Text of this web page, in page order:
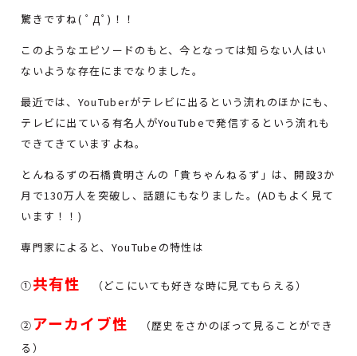
驚きですね( ﾟДﾟ)！！
このようなエピソードのもと、今となっては知らない人はい
ないような存在にまでなりました。
最近では、YouTuberがテレビに出るという流れのほかにも、
テレビに出ている有名人がYouTubeで発信するという流れも
できてきていますよね。
とんねるずの石橋貴明さんの「貴ちゃんねるず」は、開設3か
月で130万人を突破し、話題にもなりました。(ADもよく見て
います！！)
専門家によると、YouTubeの特性は
①共有性 （どこにいても好きな時に見てもらえる）
② アーカイブ性
（歴史をさかのぼって見ることができ
る）